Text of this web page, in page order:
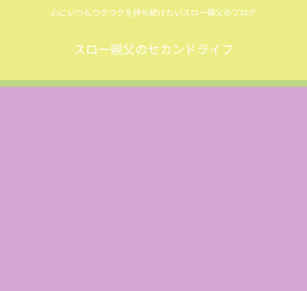
心にいつもワクワクを持ち続けたいスロー親父のブログ
スロー親父のセカンドライフ